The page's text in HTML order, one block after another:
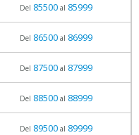
Del 85500al 85999
Del 86500al 86999
Del 87500al 87999
Del 88500al 88999
Del 89500al 89999